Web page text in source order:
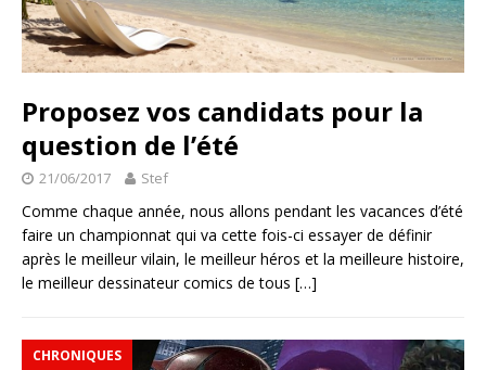
Proposez vos candidats pour la
question de l’été
21/06/2017 Stef
Comme chaque année, nous allons pendant les vacances d’été
faire un championnat qui va cette fois-ci essayer de définir
après le meilleur vilain, le meilleur héros et la meilleure histoire,
le meilleur dessinateur comics de tous […]
CHRONIQUES